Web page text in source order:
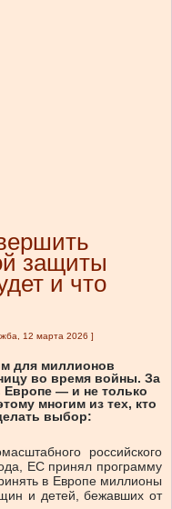
защиты
и что
12 марта 2026 ]
для миллионов
во время войны. За
Европе — и не только
многим из тех, кто
выбор:
российского
ЕС принял программу
в Европе миллионы
и детей, бежавших от